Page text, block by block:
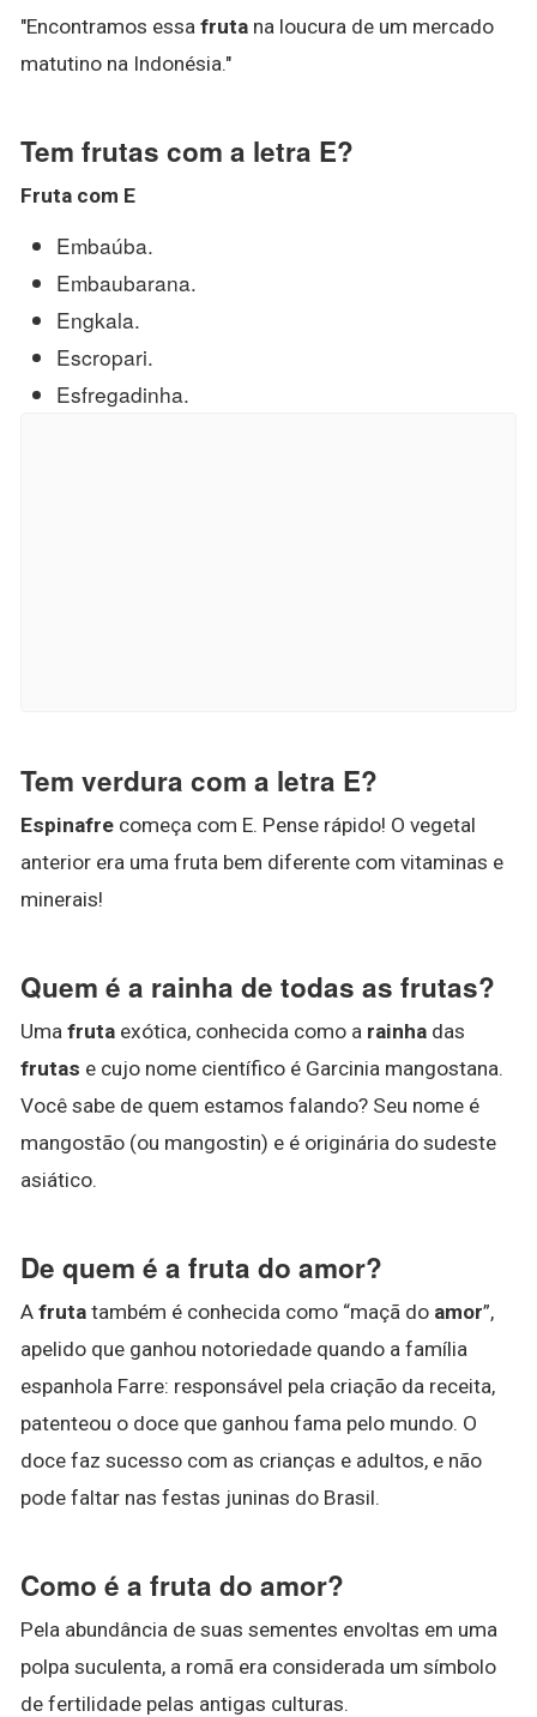
"Encontramos essa fruta na loucura de um mercado
matutino na Indonésia."
Tem frutas com a letra E?
Fruta com E
Embaúba.
Embaubarana.
Engkala.
Escropari.
Esfregadinha.
Tem verdura com a letra E?
Espinafre começa com E. Pense rápido! O vegetal
anterior era uma fruta bem diferente com vitaminas e
minerais!
Quem é a rainha de todas as frutas?
Uma fruta exótica, conhecida como a rainha das
frutas e cujo nome científico é Garcinia mangostana.
Você sabe de quem estamos falando? Seu nome é
mangostão (ou mangostin) e é originária do sudeste
asiático.
De quem é a fruta do amor?
A fruta também é conhecida como “maçã do amor”,
apelido que ganhou notoriedade quando a família
espanhola Farre: responsável pela criação da receita,
patenteou o doce que ganhou fama pelo mundo. O
doce faz sucesso com as crianças e adultos, e não
pode faltar nas festas juninas do Brasil.
Como é a fruta do amor?
Pela abundância de suas sementes envoltas em uma
polpa suculenta, a romã era considerada um símbolo
de fertilidade pelas antigas culturas.